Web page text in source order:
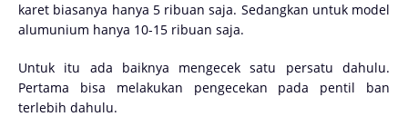
karet biasanya hanya 5 ribuan saja. Sedangkan untuk model
alumunium hanya 10-15 ribuan saja.
Untuk itu ada baiknya mengecek satu persatu dahulu.
Pertama bisa melakukan pengecekan pada pentil ban
terlebih dahulu.